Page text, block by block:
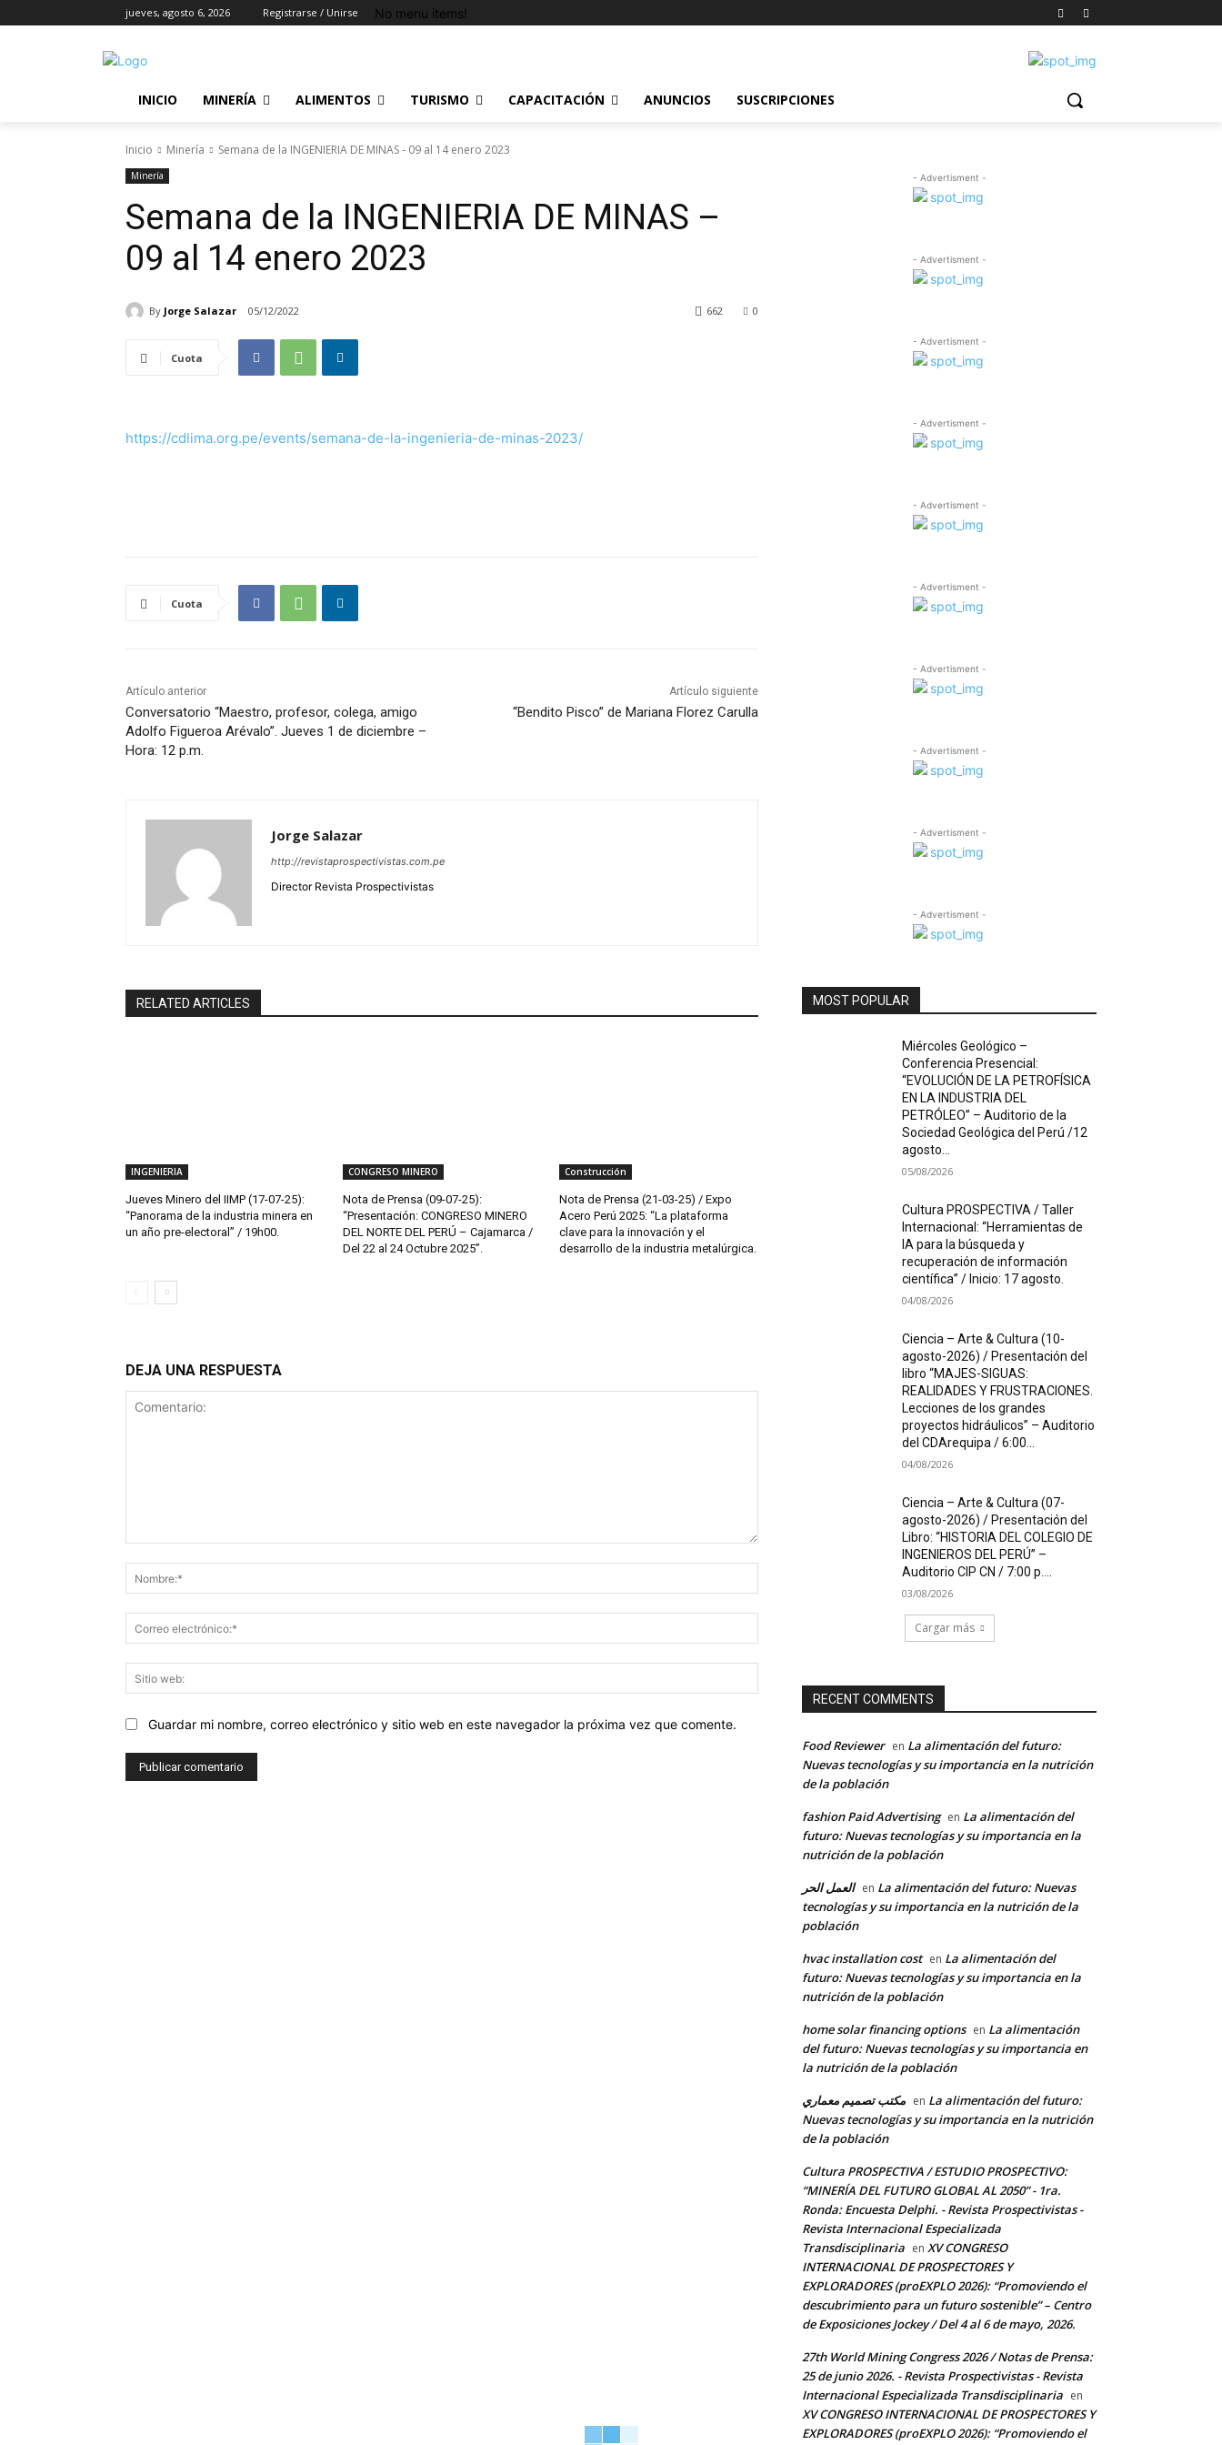
jueves, agosto 6, 2026 Registrarse / Unirse No menu items!
INICIO MINERÍA ALIMENTOS TURISMO CAPACITACIÓN ANUNCIOS SUSCRIPCIONES
Inicio Minería Semana de la INGENIERIA DE MINAS - 09 al 14 enero 2023
Minería
Semana de la INGENIERIA DE MINAS –
09 al 14 enero 2023
By Jorge Salazar 05/12/2022 0
662
Cuota
https://cdlima.org.pe/events/semana-de-la-ingenieria-de-minas-2023/
Cuota
Artículo anterior
Conversatorio “Maestro, profesor, colega, amigo
Adolfo Figueroa Arévalo”. Jueves 1 de diciembre –
Hora: 12 p.m.
Artículo siguiente
“Bendito Pisco” de Mariana Florez Carulla
Jorge Salazar
http://revistaprospectivistas.com.pe
Director Revista Prospectivistas
RELATED ARTICLES
INGENIERIA
Jueves Minero del IIMP (17-07-25):
“Panorama de la industria minera en
un año pre-electoral” / 19h00.
CONGRESO MINERO
Nota de Prensa (09-07-25):
“Presentación: CONGRESO MINERO
DEL NORTE DEL PERÚ – Cajamarca /
Del 22 al 24 Octubre 2025”.
Construcción
Nota de Prensa (21-03-25) / Expo
Acero Perú 2025: “La plataforma
clave para la innovación y el
desarrollo de la industria metalúrgica.
DEJA UNA RESPUESTA
electrónico:*
web:
Guardar mi nombre, correo electrónico y sitio web en este navegador la próxima vez que comente.
- Advertisment -
- Advertisment -
- Advertisment -
- Advertisment -
- Advertisment -
- Advertisment -
- Advertisment -
- Advertisment -
- Advertisment -
- Advertisment -
MOST POPULAR
Miércoles Geológico –
Conferencia Presencial:
“EVOLUCIÓN DE LA PETROFÍSICA
EN LA INDUSTRIA DEL
PETRÓLEO” – Auditorio de la
Sociedad Geológica del Perú /12
agosto...
05/08/2026
Cultura PROSPECTIVA / Taller
Internacional: “Herramientas de
IA para la búsqueda y
recuperación de información
científica” / Inicio: 17 agosto.
04/08/2026
Ciencia – Arte & Cultura (10-
agosto-2026) / Presentación del
libro “MAJES-SIGUAS:
REALIDADES Y FRUSTRACIONES.
Lecciones de los grandes
proyectos hidráulicos” – Auditorio
del CDArequipa / 6:00...
04/08/2026
Ciencia – Arte & Cultura (07-
agosto-2026) / Presentación del
Libro: “HISTORIA DEL COLEGIO DE
INGENIEROS DEL PERÚ” –
Auditorio CIP CN / 7:00 p....
03/08/2026
Cargar más
RECENT COMMENTS
Food Reviewer en La alimentación del futuro:
Nuevas tecnologías y su importancia en la nutrición
de la población
fashion Paid Advertising en La alimentación del
futuro: Nuevas tecnologías y su importancia en la
nutrición de la población
العمل الحر en La alimentación del futuro: Nuevas
tecnologías y su importancia en la nutrición de la
población
hvac installation cost en La alimentación del
futuro: Nuevas tecnologías y su importancia en la
nutrición de la población
home solar financing options en La alimentación
del futuro: Nuevas tecnologías y su importancia en
la nutrición de la población
مكتب تصميم معماري en La alimentación del futuro:
Nuevas tecnologías y su importancia en la nutrición
de la población
Cultura PROSPECTIVA / ESTUDIO PROSPECTIVO:
“MINERÍA DEL FUTURO GLOBAL AL 2050” - 1ra.
Ronda: Encuesta Delphi. - Revista Prospectivistas -
Revista Internacional Especializada
Transdisciplinaria en XV CONGRESO
INTERNACIONAL DE PROSPECTORES Y
EXPLORADORES (proEXPLO 2026): “Promoviendo el
descubrimiento para un futuro sostenible” – Centro
de Exposiciones Jockey / Del 4 al 6 de mayo, 2026.
27th World Mining Congress 2026 / Notas de Prensa:
25 de junio 2026. - Revista Prospectivistas - Revista
Internacional Especializada Transdisciplinaria en
XV CONGRESO INTERNACIONAL DE PROSPECTORES Y
EXPLORADORES (proEXPLO 2026): “Promoviendo el